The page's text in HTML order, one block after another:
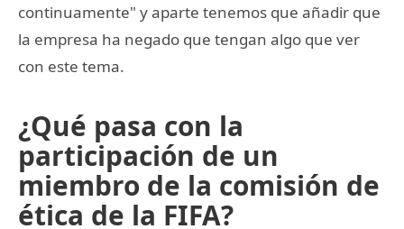
continuamente" y aparte tenemos que añadir que
la empresa ha negado que tengan algo que ver
con este tema.
¿Qué pasa con la
participación de un
miembro de la comisión de
ética de la FIFA?